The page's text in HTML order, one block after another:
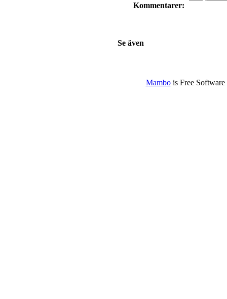
Kommentarer:
Se även
Mambois Free Software